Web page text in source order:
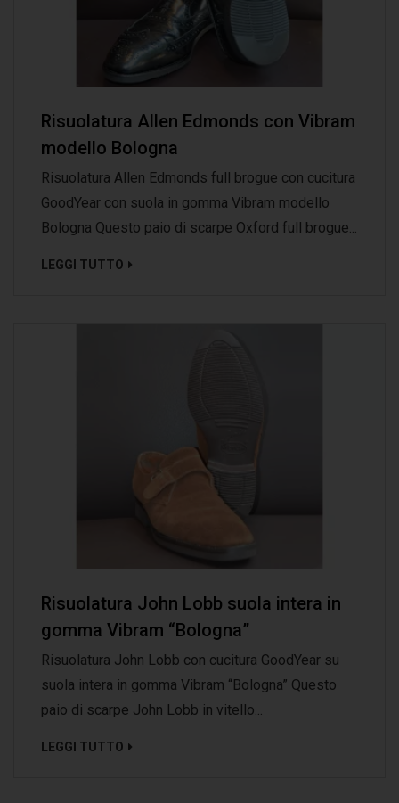
Risuolatura Allen Edmonds con Vibram
modello Bologna
Risuolatura Allen Edmonds full brogue con cucitura
GoodYear con suola in gomma Vibram modello
Bologna Questo paio di scarpe Oxford full brogue...
LEGGI TUTTO
Risuolatura John Lobb suola intera in
gomma Vibram “Bologna”
Risuolatura John Lobb con cucitura GoodYear su
suola intera in gomma Vibram “Bologna” Questo
paio di scarpe John Lobb in vitello...
LEGGI TUTTO